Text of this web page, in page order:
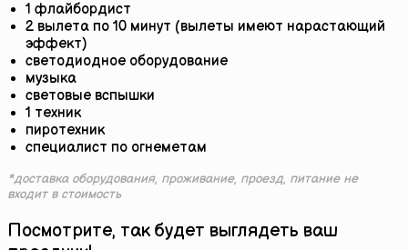
1 флайбордист
2 вылета по 10 минут (вылеты имеют нарастающий
эффект)
светодиодное оборудование
музыка
световые вспышки
1 техник
пиротехник
специалист по огнеметам
*доставка оборудования, проживание, проезд, питание не
входит в стоимость
Посмотрите, так будет выглядеть ваш